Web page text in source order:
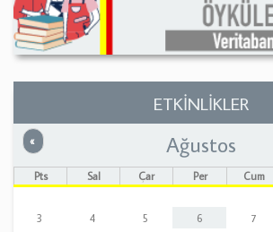
ETKİNLİKLER
« Önceki Ağustos
Pts Sal Çar Per Cum
3
4 5 6 7